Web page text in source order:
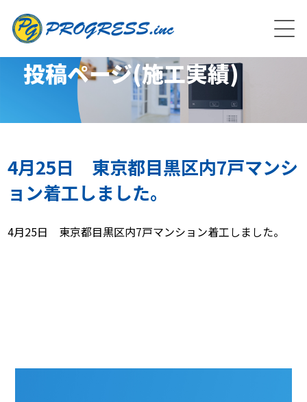
投稿ページ(施工実績)
4月25日 東京都目黒区内7戸マンシ
ョン着工しました。
4月25日 東京都目黒区内7戸マンション着工しました。